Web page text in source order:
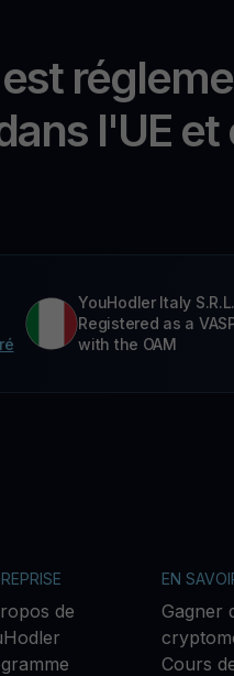
l'UE et
YouHodler Italy S.R.L.
Registered as a
with the OAM
de
EN
Gagner
Cours